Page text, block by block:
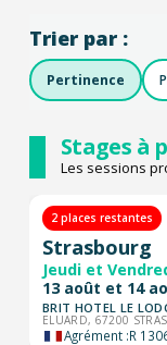
Trier par :
Pertinence
Stages à
Les sessions
2 places restantes
Strasbourg
Jeudi et
13 août et 14
BRIT HOTEL LE
ELUARD, 67200
Agrément :R